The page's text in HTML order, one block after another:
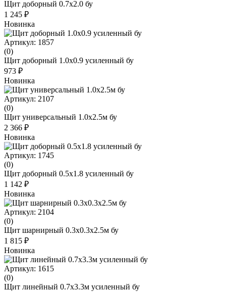
Щит доборный 0.7x2.0 бу
1 245 ₽
Новинка
Артикул: 1857
(0)
Щит доборный 1.0х0.9 усиленный бу
973 ₽
Новинка
Артикул: 2107
(0)
Щит универсальный 1.0x2.5м бу
2 366 ₽
Новинка
Артикул: 1745
(0)
Щит доборный 0.5х1.8 усиленный бу
1 142 ₽
Новинка
Артикул: 2104
(0)
Щит шарнирный 0.3x0.3x2.5м бу
1 815 ₽
Новинка
Артикул: 1615
(0)
Щит линейный 0.7х3.3м усиленный бу